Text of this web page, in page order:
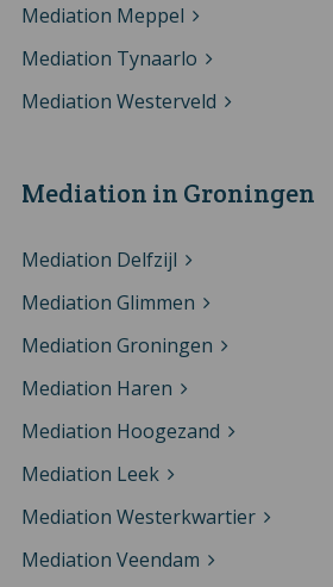
Mediation Meppel
Mediation Tynaarlo
Mediation Westerveld
Mediation in Groningen
Mediation Delfzijl
Mediation Glimmen
Mediation Groningen
Mediation Haren
Mediation Hoogezand
Mediation Leek
Mediation Westerkwartier
Mediation Veendam